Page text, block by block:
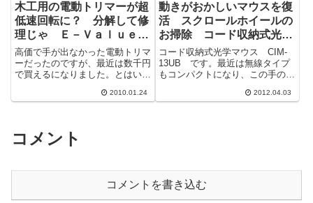
木工用の電動トリマーが超
低速回転に？ 分解して修
理じゃ Ｅ－Ｖａｌｕｅ
ＥＷＴ－４００
高価で手が出なかった電動トリマ
ーだったのですが、最近は数千円
で買えるになりました。とはいえ
品質であることは否めないわけで
2010.01.24
動きがおかしいマウスを復
活 スクロールホイールの
お掃除 コード収納式光学
マウス CIM-13UB
コード収納式光学マウス CIM-
13UB です。最近は無線タイプ
もコンパクトになり、この手のも
は約１１年前。 長持ちしていま
2012.04.03
コメント
コメントを書き込む